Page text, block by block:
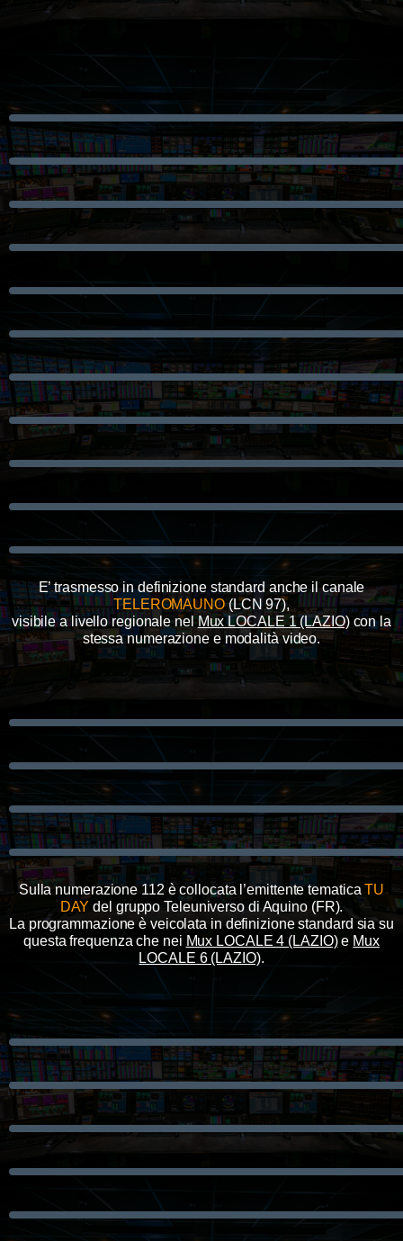
E’ trasmesso in definizione standard anche il canale
TELEROMAUNO(LCN 97),
visibile a livello regionale nelMux LOCALE 1 (LAZIO)con la
stessa numerazione e modalità video.
Sulla numerazione 112 è collocata l’emittente tematicaTU
DAYdel gruppo Teleuniverso di Aquino (FR).
La programmazione è veicolata in definizione standard sia su
questa frequenza che nei Mux LOCALE 4 (LAZIO)e Mux
LOCALE 6 (LAZIO).